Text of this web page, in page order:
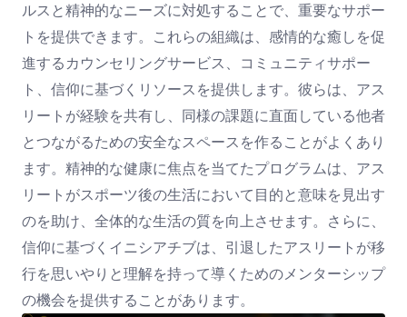
ルスと精神的なニーズに対処することで、重要なサポー
トを提供できます。これらの組織は、感情的な癒しを促
進するカウンセリングサービス、コミュニティサポー
ト、信仰に基づくリソースを提供します。彼らは、アス
リートが経験を共有し、同様の課題に直面している他者
とつながるための安全なスペースを作ることがよくあり
ます。精神的な健康に焦点を当てたプログラムは、アス
リートがスポーツ後の生活において目的と意味を見出す
のを助け、全体的な生活の質を向上させます。さらに、
信仰に基づくイニシアチブは、引退したアスリートが移
行を思いやりと理解を持って導くためのメンターシップ
の機会を提供することがあります。